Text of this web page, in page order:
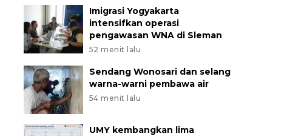
Imigrasi Yogyakarta
intensifkan operasi
pengawasan WNA di Sleman
52 menit lalu
Sendang Wonosari dan selang
warna-warni pembawa air
54 menit lalu
UMY kembangkan lima